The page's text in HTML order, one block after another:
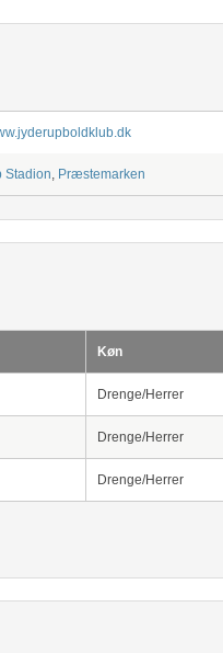
Stadion, Præstemarken
Køn
Drenge/Herrer
Drenge/Herrer
Drenge/Herrer